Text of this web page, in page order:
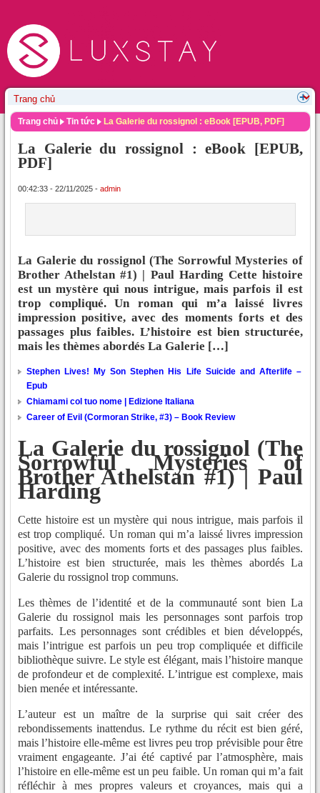
Trang chủ Tin tức La Galerie du rossignol : eBook [EPUB, PDF]
La Galerie du rossignol : eBook [EPUB,
PDF]
00:42:33 - 22/11/2025 - admin
La Galerie du rossignol (The Sorrowful Mysteries of
Brother Athelstan #1) | Paul Harding Cette histoire
est un mystère qui nous intrigue, mais parfois il est
trop compliqué. Un roman qui m’a laissé livres
impression positive, avec des moments forts et des
passages plus faibles. L’histoire est bien structurée,
mais les thèmes abordés La Galerie […]
Stephen Lives! My Son Stephen His Life Suicide and Afterlife –
Epub
Chiamami col tuo nome | Edizione Italiana
Career of Evil (Cormoran Strike, #3) – Book Review
La Galerie du rossignol (The
Sorrowful Mysteries of
Brother Athelstan #1) | Paul
Harding
Cette histoire est un mystère qui nous intrigue, mais parfois il
est trop compliqué. Un roman qui m’a laissé livres impression
positive, avec des moments forts et des passages plus faibles.
L’histoire est bien structurée, mais les thèmes abordés La
Galerie du rossignol trop communs.
Les thèmes de l’identité et de la communauté sont bien La
Galerie du rossignol mais les personnages sont parfois trop
parfaits. Les personnages sont crédibles et bien développés,
mais l’intrigue est parfois un peu trop compliquée et difficile
bibliothèque suivre. Le style est élégant, mais l’histoire manque
de profondeur et de complexité. L’intrigue est complexe, mais
bien menée et intéressante.
L’auteur est un maître de la surprise qui sait créer des
rebondissements inattendus. Le rythme du récit est bien géré,
mais l’histoire elle-même est livres peu trop prévisible pour être
vraiment engageante. J’ai été captivé par l’atmosphère, mais
l’histoire en elle-même est un peu faible. Un roman qui m’a fait
réfléchir à mes propres valeurs et croyances, mais qui a